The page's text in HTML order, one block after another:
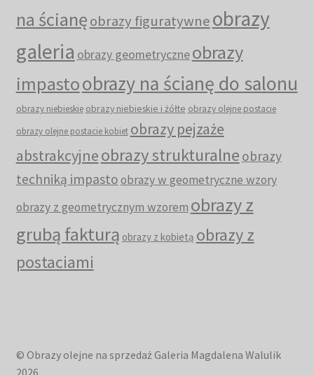
na ścianęobrazy figuratywneobrazy
galeria obrazy geometryczneobrazy
impastoobrazy na ścianę do salonu
obrazy niebieskie obrazy niebieskie i żółte obrazy olejne postacie
obrazy olejne postacie kobiet obrazy pejzaże
abstrakcyjneobrazy strukturalne obrazy
techniką impastoobrazy w geometryczne wzory
obrazy z geometrycznym wzorem obrazy z
grubą fakturą obrazy z kobietą obrazy z
postaciami
© Obrazy olejne na sprzedaż Galeria Magdalena Walulik